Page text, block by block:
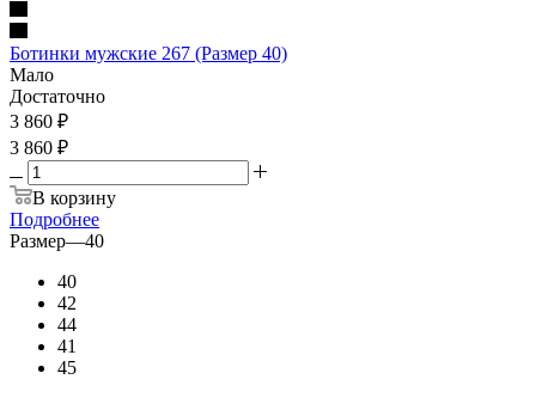
Ботинки мужские 267 (Размер 40)
Мало
Достаточно
3 860 ₽
3 860 ₽
В корзину
Подробнее
Размер—40
40
42
44
41
45